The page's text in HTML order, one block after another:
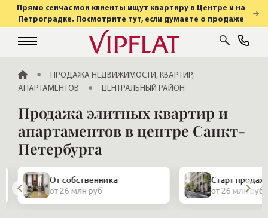
Прямо сейчас мои клиенты ищут квартиру в Центре и на
Петроградке. Посмотрите тут, если думаете о продаже
ГЛАВНАЯПРОДАЖА НЕДВИЖИМОСТИ, КВАРТИР,
АПАРТАМЕНТОВ
ЦЕНТРАЛЬНЫЙ РАЙОН
Продажа элитных квартир и
апартаментов в центре Санкт-
Петербурга
Старт продаж
от 26 млн руб
Закрытая
и
от 26 млн руб